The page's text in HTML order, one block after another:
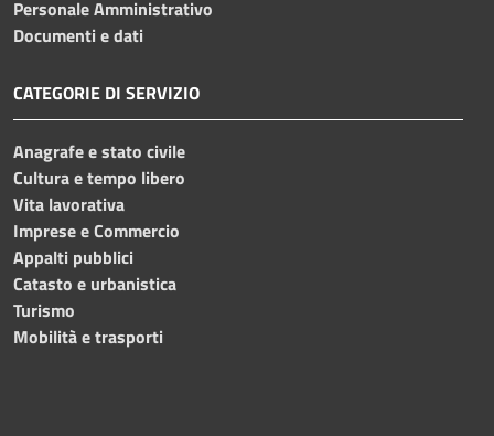
Personale Amministrativo
Documenti e dati
CATEGORIE DI SERVIZIO
Anagrafe e stato civile
Cultura e tempo libero
Vita lavorativa
Imprese e Commercio
Appalti pubblici
Catasto e urbanistica
Turismo
Mobilità e trasporti